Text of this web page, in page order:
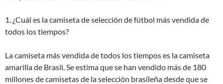
1. ¿Cuál es la camiseta de selección de fútbol más vendida de
todos los tiempos?
La camiseta más vendida de todos los tiempos es la camiseta
amarilla de Brasil. Se estima que se han vendido más de 180
millones de camisetas de la selección brasileña desde que se